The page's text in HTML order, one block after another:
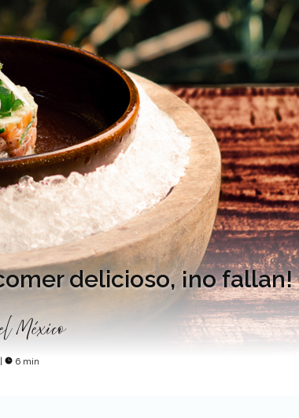
delicioso, ¡no fallan!
México
6 min